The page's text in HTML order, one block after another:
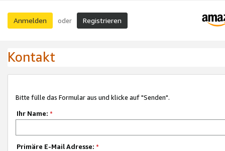
Anmelden oder Registrieren
Kontakt
Bitte fülle das Formular aus und klicke auf "Senden".
Ihr Name: *
Primäre E-Mail Adresse: *